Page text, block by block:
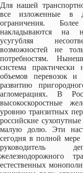
Для нашей
все изложенные в
ограничения.
накладываются на
усугубляя
возможностей не
потребностям.
система
объемов перевозок и
развитию
агломерациях. В
высокоскоростные
уровню транзитных
российские
малую долю. Эти
сегодня в полной мере
руководитель
железнодорожного
естественных